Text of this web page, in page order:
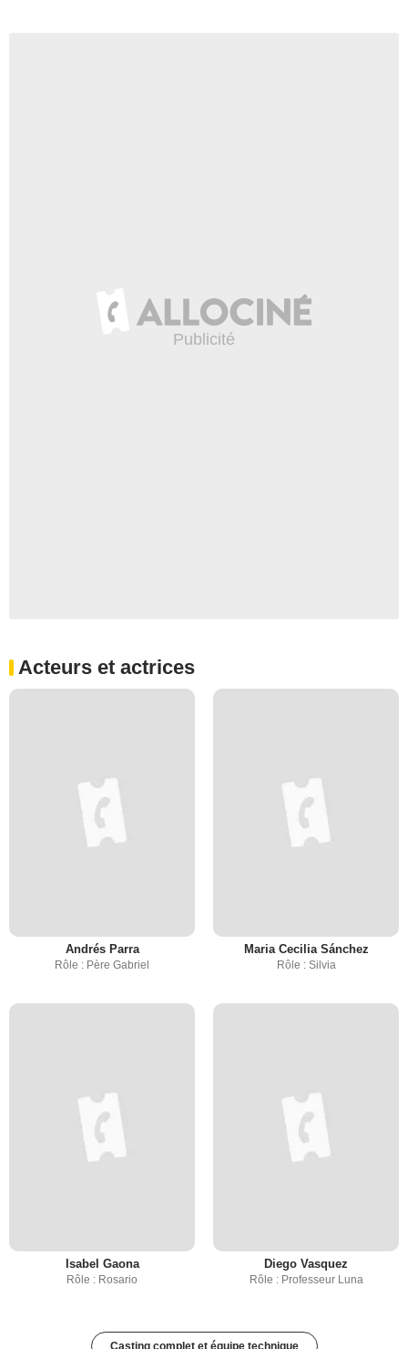
Acteurs et actrices
Andrés Parra
Rôle : Père Gabriel
Maria Cecilia Sánchez
Rôle : Silvia
Isabel Gaona
Rôle : Rosario
Diego Vasquez
Rôle : Professeur Luna
Casting complet et équipe technique